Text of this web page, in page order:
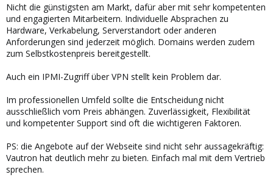
Nicht die günstigsten am Markt, dafür aber mit sehr kompetenten
und engagierten Mitarbeitern. Individuelle Absprachen zu
Hardware, Verkabelung, Serverstandort oder anderen
Anforderungen sind jederzeit möglich. Domains werden zudem
zum Selbstkostenpreis bereitgestellt.
Auch ein IPMI-Zugriff über VPN stellt kein Problem dar.
Im professionellen Umfeld sollte die Entscheidung nicht
ausschließlich vom Preis abhängen. Zuverlässigkeit, Flexibilität
und kompetenter Support sind oft die wichtigeren Faktoren.
PS: die Angebote auf der Webseite sind nicht sehr aussagekräftig:
Vautron hat deutlich mehr zu bieten. Einfach mal mit dem Vertrieb
sprechen.